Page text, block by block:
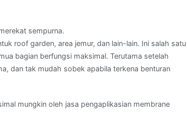
sempurna.
roof garden, area jemur, dan lain-lain. Ini salah satu
bagian berfungsi maksimal. Terutama setelah
dan tak mudah sobek apabila terkena benturan
mungkin oleh jasa pengaplikasian membrane